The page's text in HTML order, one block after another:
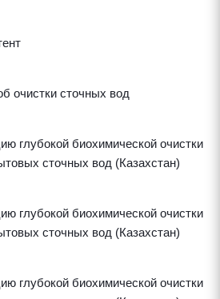
очистки сточных вод
глубокой биохимической очистки
сточных вод (Казахстан)
глубокой биохимической очистки
сточных вод (Казахстан)
глубокой биохимической очистки